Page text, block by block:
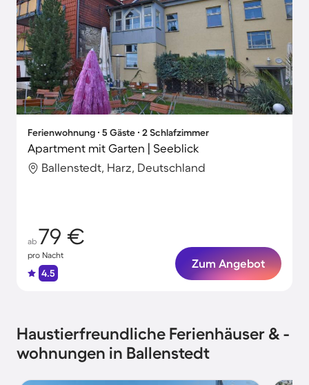
Ferienwohnung ∙ 5 Gäste ∙ 2 Schlafzimmer
Apartment mit Garten | Seeblick
Ballenstedt, Harz, Deutschland
ab 79 €
pro Nacht
4.5
Zum Angebot
Haustierfreundliche Ferienhäuser & -
wohnungen in Ballenstedt